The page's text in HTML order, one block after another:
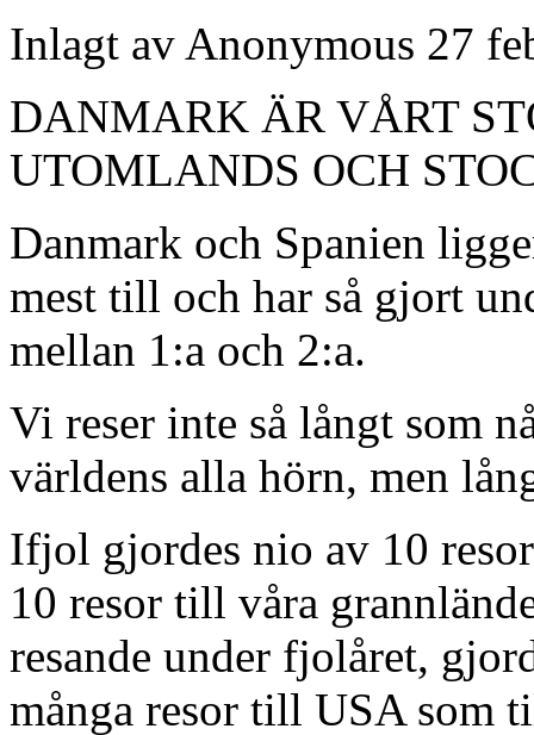
Inlagt av Anonymous 27
DANMARK ÄR VÅRT
UTOMLANDS OCH
Danmark och Spanien
mest till och har så gjort
mellan 1:a och 2:a.
Vi reser inte så långt som
världens alla hörn, men
Ifjol gjordes nio av 10
10 resor till våra
resande under fjolåret,
många resor till USA som